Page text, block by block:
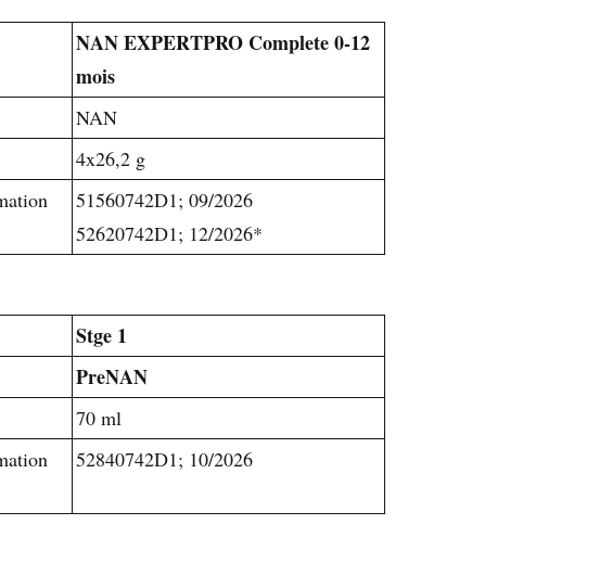
NAN EXPERTPRO Complete 0-12
mois
NAN
4x26,2 g
51560742D1; 09/2026
52620742D1; 12/2026*
Stge 1
PreNAN
70 ml
52840742D1; 10/2026